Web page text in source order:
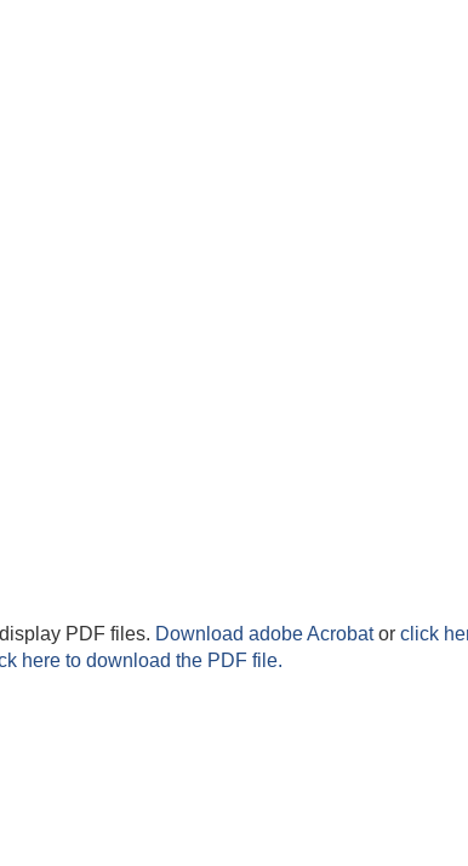
PDF files. Download adobe Acrobator click
here to download the PDF file.